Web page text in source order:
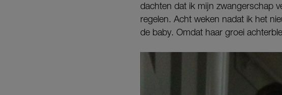
dachten dat ik mijn zwangerschap
regelen. Acht weken nadat ik het
de baby. Omdat haar groei